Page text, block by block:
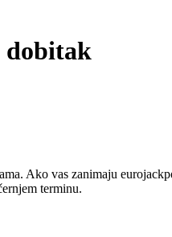
dobitak
Ako vas zanimaju
terminu.